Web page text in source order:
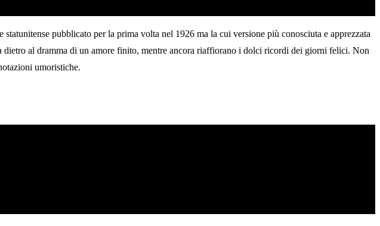
pubblicato per la prima volta nel 1926 ma la cui versione più conosciuta e apprezzata
al dramma di un amore finito, mentre ancora riaffiorano i dolci ricordi dei giorni felici. Non
umoristiche.